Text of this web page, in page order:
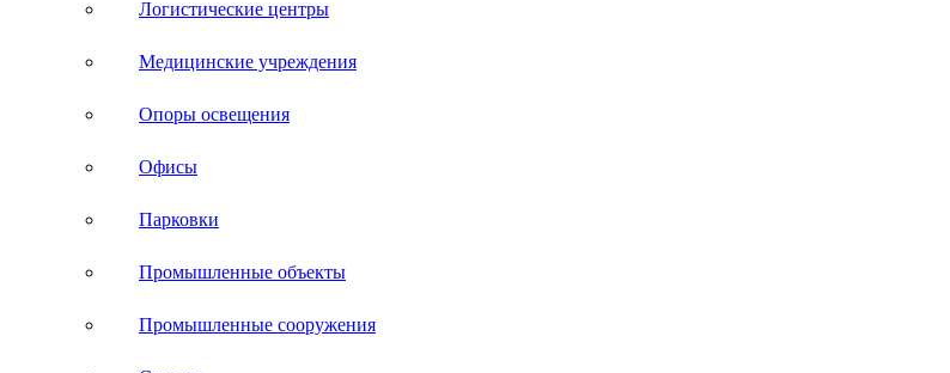
Логистические центры
Медицинские учреждения
Опоры освещения
Офисы
Парковки
Промышленные объекты
Промышленные сооружения